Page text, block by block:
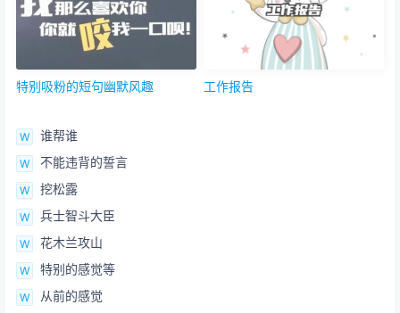
特别吸粉的短句幽默风趣 工作报告
谁帮谁
不能违背的誓言
挖松露
兵士智斗大臣
花木兰攻山
特别的感觉等
从前的感觉